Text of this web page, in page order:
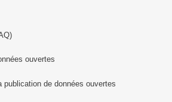
ouvertes
publication de données ouvertes